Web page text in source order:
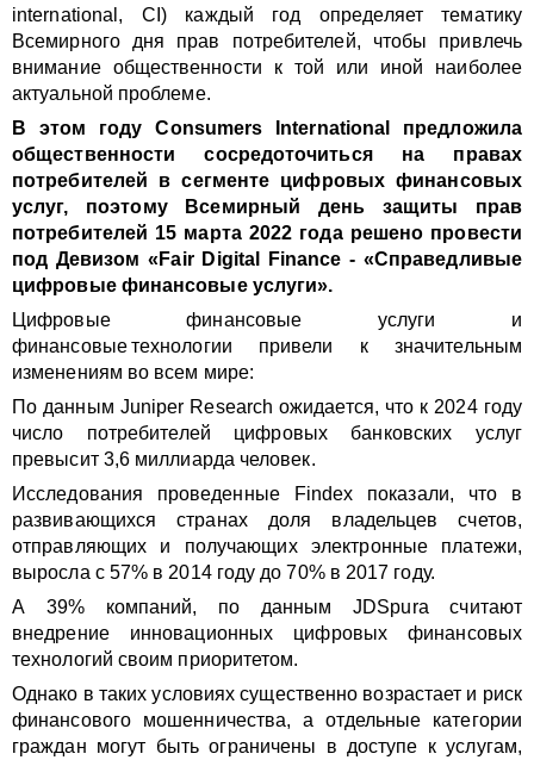
international, СI) каждый год определяет тематику
Всемирного дня прав потребителей, чтобы привлечь
внимание общественности к той или иной наиболее
актуальной проблеме.
В этом году Consumers International предложила
общественности сосредоточиться на правах
потребителей в сегменте цифровых финансовых
услуг, поэтому Всемирный день защиты прав
потребителей 15 марта 2022 года решено провести
под Девизом «Fair Digital Finance - «Справедливые
цифровые финансовые услуги».
Цифровые финансовые услуги и
финансовые технологии привели к значительным
изменениям во всем мире:
По данным Juniper Research ожидается, что к 2024 году
число потребителей цифровых банковских услуг
превысит 3,6 миллиарда человек.
Исследования проведенные Findex показали, что в
развивающихся странах доля владельцев счетов,
отправляющих и получающих электронные платежи,
выросла с 57% в 2014 году до 70% в 2017 году.
А 39% компаний, по данным JDSpura считают
внедрение инновационных цифровых финансовых
технологий своим приоритетом.
Однако в таких условиях существенно возрастает и риск
финансового мошенничества, а отдельные категории
граждан могут быть ограничены в доступе к услугам,